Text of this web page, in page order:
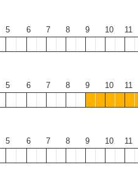
5 6 7 8 9 10 11
5 6 7 8 9 10 11
5 6 7 8 9 10 11